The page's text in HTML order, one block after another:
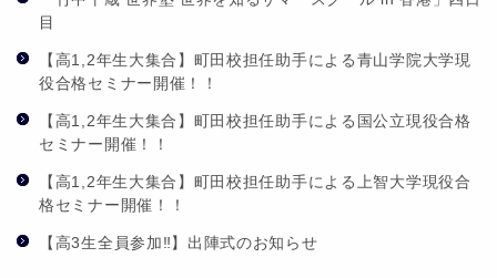
目
【高1,2年生大集合】町田校担任助手による青山学院大学現
役合格セミナー開催！！
【高1,2年生大集合】町田校担任助手による国公立現役合格
セミナー開催！！
【高1,2年生大集合】町田校担任助手による上智大学現役合
格セミナー開催！！
【高3生全員参加‼】出陣式のお知らせ